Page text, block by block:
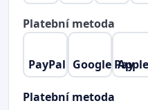
Platební metoda
PayPal Google Pay
Platební metoda